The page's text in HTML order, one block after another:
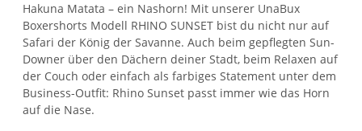
Hakuna Matata – ein Nashorn! Mit unserer UnaBux
Boxershorts Modell RHINO SUNSET bist du nicht nur auf
Safari der König der Savanne. Auch beim gepflegten Sun-
Downer über den Dächern deiner Stadt, beim Relaxen auf
der Couch oder einfach als farbiges Statement unter dem
Business-Outfit: Rhino Sunset passt immer wie das Horn
auf die Nase.